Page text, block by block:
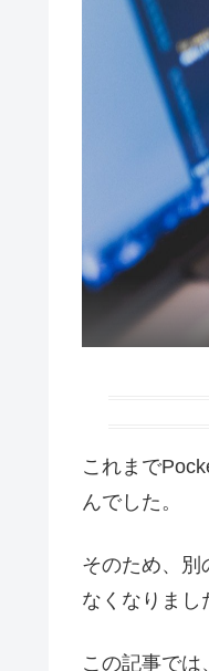
これまで
んでした。
そのため、別
なくなりまし
この記事では